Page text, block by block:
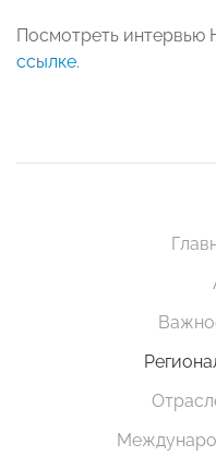
Посмотреть
ссылке.